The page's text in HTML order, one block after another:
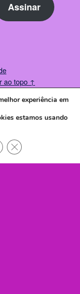
Assinar
ao topo ↑
experiência em
estamos usando
Close GDPR Cookie